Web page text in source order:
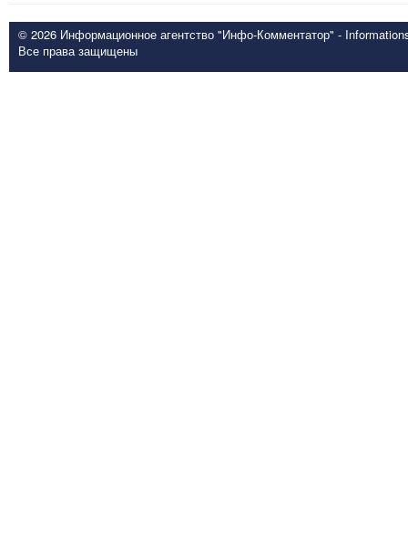
© 2026 Информационное агентство "Инфо-Комментатор" -
Все права защищены